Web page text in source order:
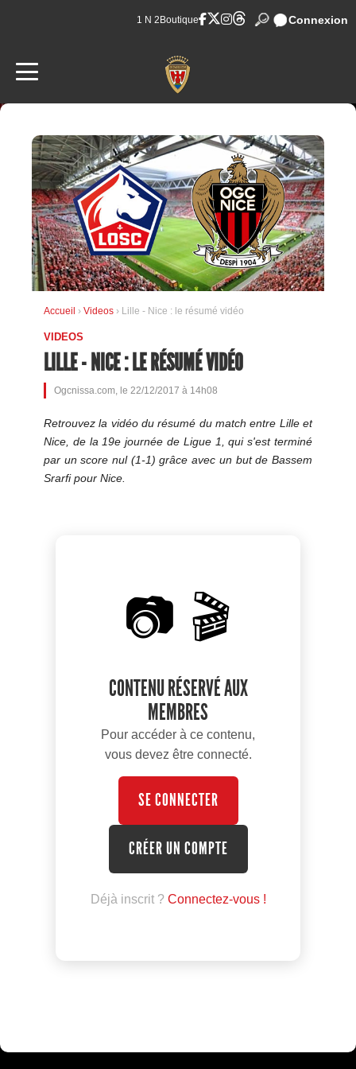
1 N 2 Boutique Connexion
Accueil › Videos › Lille - Nice : le résumé vidéo
VIDEOS
LILLE - NICE : LE RÉSUMÉ VIDÉO
Ogcnissa.com, le 22/12/2017 à 14h08
Retrouvez la vidéo du résumé du match entre Lille et
Nice, de la 19e journée de Ligue 1, qui s'est terminé
par un score nul (1-1) grâce avec un but de Bassem
Srarfi pour Nice.
📷 🎬
CONTENU RÉSERVÉ AUX
MEMBRES
Pour accéder à ce contenu,
vous devez être connecté.
SE CONNECTER
CRÉER UN COMPTE
Déjà inscrit ? Connectez-vous !